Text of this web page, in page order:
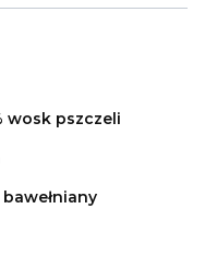
wosk pszczeli